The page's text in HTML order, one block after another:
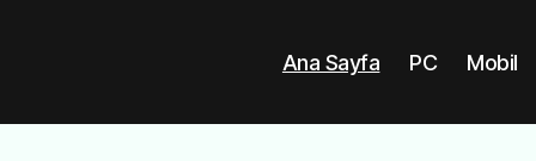
Ana Sayfa PC Mobil